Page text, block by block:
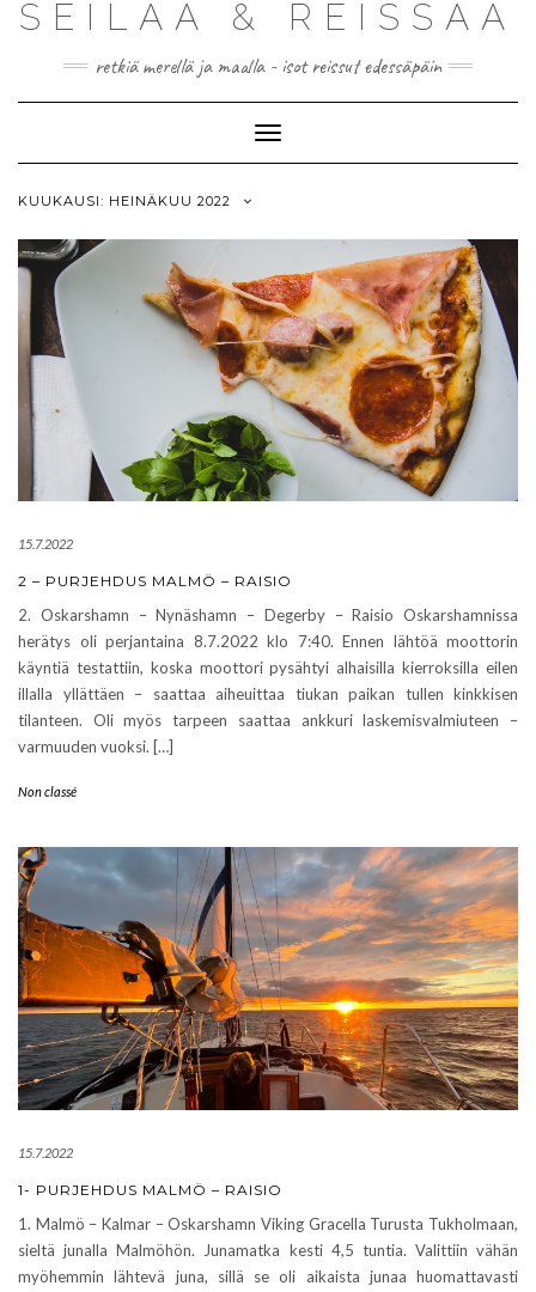
SEILAA & REISSAA
retkiä merellä ja maalla - isot reissut edessäpäin
Toggle
Navigation
KUUKAUSI: HEINÄKUU 2022
15.7.2022
2 – PURJEHDUS MALMÖ – RAISIO
2. Oskarshamn – Nynäshamn – Degerby – Raisio Oskarshamnissa
herätys oli perjantaina 8.7.2022 klo 7:40. Ennen lähtöä moottorin
käyntiä testattiin, koska moottori pysähtyi alhaisilla kierroksilla eilen
illalla yllättäen – saattaa aiheuittaa tiukan paikan tullen kinkkisen
tilanteen. Oli myös tarpeen saattaa ankkuri laskemisvalmiuteen –
varmuuden vuoksi. […]
Non classé
15.7.2022
1- PURJEHDUS MALMÖ – RAISIO
1. Malmö – Kalmar – Oskarshamn Viking Gracella Turusta Tukholmaan,
sieltä junalla Malmöhön. Junamatka kesti 4,5 tuntia. Valittiin vähän
myöhemmin lähtevä juna, sillä se oli aikaista junaa huomattavasti